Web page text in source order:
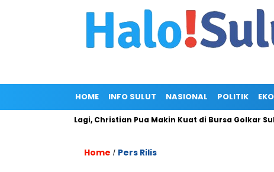
HOME INFO SULUT NASIONAL POLITIK
Maju Lagi, Christian Pua Makin Kuat di Bursa Golkar Sulut
Home / Pers Rilis